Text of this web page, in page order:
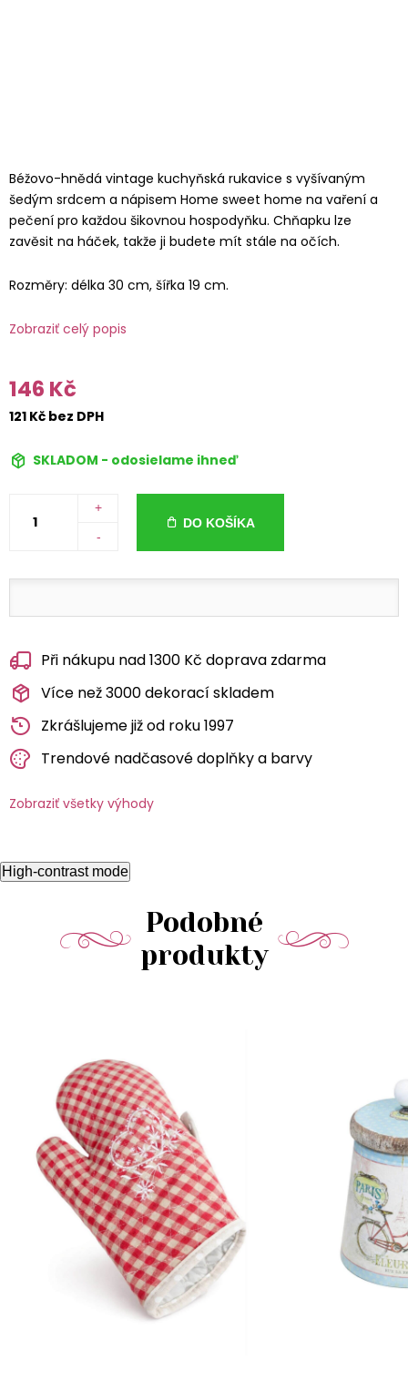
Béžovo-hnědá vintage kuchyňská rukavice s vyšívaným
šedým srdcem a nápisem Home sweet home na vaření a
pečení pro každou šikovnou hospodyňku. Chňapku lze
zavěsit na háček, takže ji budete mít stále na očích.
Rozměry: délka 30 cm, šířka 19 cm.
Zobraziť celý popis
146 Kč
121 Kč bez DPH
SKLADOM - odosielame ihneď
+
-
DO KOŠÍKA
Při nákupu nad 1300 Kč doprava zdarma
Více než 3000 dekorací skladem
Zkrášlujeme již od roku 1997
Trendové nadčasové doplňky a barvy
Zobraziť všetky výhody
High-contrast mode
Podobné
produkty